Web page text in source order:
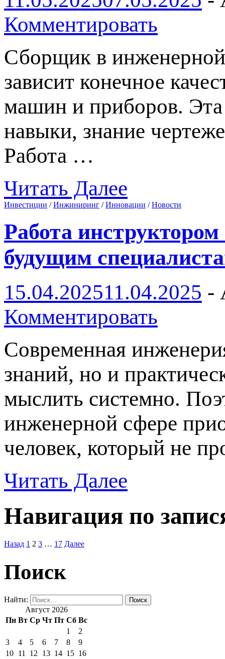
Комментировать
Сборщик в инженерной
зависит конечное
машин и приборов. Эта
навыки, знание
Работа …
Читать Далее
Инвестиции /Инжиниринг /Инновации /Новости
Работа
будущим
15.04.202511.04.2025 -
Комментировать
Современная
знаний, но и
мыслить системно.
инженерной сфере
человек, который не
Читать Далее
Навигация по
Назад 1 2 3 … 17 Далее
Поиск
Найти:
Август 2026
Пн Вт Ср Чт Пт Сб Вс
1
2
3
4 5 6 7 8
9
10 11 12 13 14 15 16